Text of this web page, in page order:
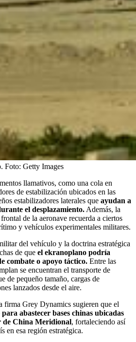
Foto: Getty Images
llamativos, como una cola en
de estabilización ubicados en las
estabilizadores laterales que ayudan a
el desplazamiento. Además, la
de la aeronave recuerda a ciertos
y vehículos experimentales militares.
del vehículo y la doctrina estratégica
de que el ekranoplano podría
combate o apoyo táctico. Entre las
se encuentran el transporte de
de pequeño tamaño, cargas de
lanzados desde el aire.
firma Grey Dynamics sugieren que el
abastecer bases chinas ubicadas
de China Meridional, fortaleciendo así
en esa región estratégica.